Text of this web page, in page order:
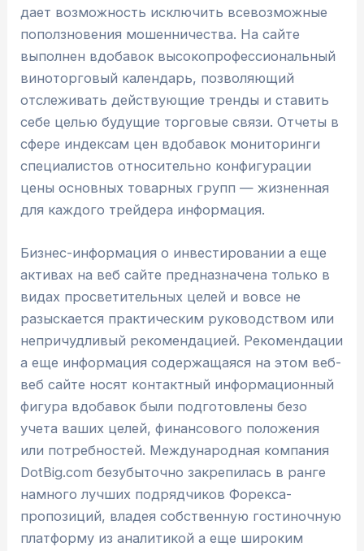
дает возможность исключить всевозможные
поползновения мошенничества. На сайте
выполнен вдобавок высокопрофессиональный
виноторговый календарь, позволяющий
отслеживать действующие тренды и ставить
себе целью будущие торговые связи. Отчеты в
сфере индексам цен вдобавок мониторинги
специалистов относительно конфигурации
цены основных товарных групп — жизненная
для каждого трейдера информация.
Бизнес-информация о инвестировании а еще
активах на веб сайте предназначена только в
видах просветительных целей и вовсе не
разыскается практическим руководством или
непричудливый рекомендацией. Рекомендации
а еще информация содержащаяся на этом веб-
веб сайте носят контактный информационный
фигура вдобавок были подготовлены безо
учета ваших целей, финансового положения
или потребностей. Международная компания
DotBig.com безубыточно закрепилась в ранге
намного лучших подрядчиков Форекса-
пропозиций, владея собственную гостиночную
платформу из аналитикой а еще широким